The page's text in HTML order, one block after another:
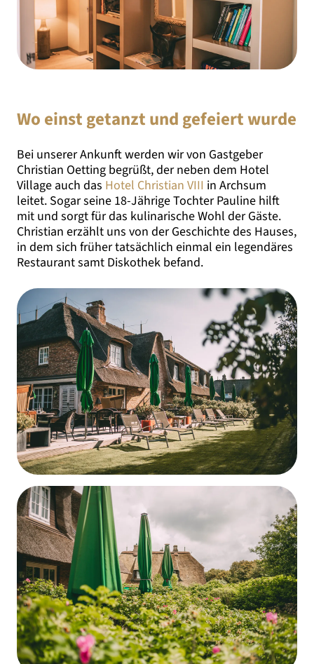
Wo einst getanzt und gefeiert wurde
Bei unserer Ankunft werden wir von Gastgeber
Christian Oetting begrüßt, der neben dem Hotel
Village auch das Hotel Christian VIII in Archsum
leitet. Sogar seine 18-Jährige Tochter Pauline hilft
mit und sorgt für das kulinarische Wohl der Gäste.
Christian erzählt uns von der Geschichte des Hauses,
in dem sich früher tatsächlich einmal ein legendäres
Restaurant samt Diskothek befand.